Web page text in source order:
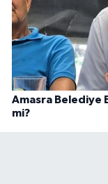
Amasra Belediye
mi?